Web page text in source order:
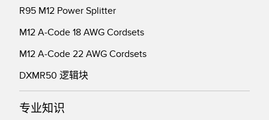
R95 M12 Power Splitter
M12 A-Code 18 AWG Cordsets
M12 A-Code 22 AWG Cordsets
DXMR50 逻辑块
专业知识